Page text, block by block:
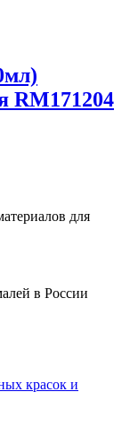
RM171204
для
в России
красок и